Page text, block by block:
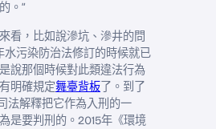
。”
看，比如說滲坑、滲井的問
污染防治法修訂的時候就已
說那個時候對此類違法行為
明確規定舞臺背板 了。到了
法解釋把它作為入刑的一
是要判刑的。2015年《環境